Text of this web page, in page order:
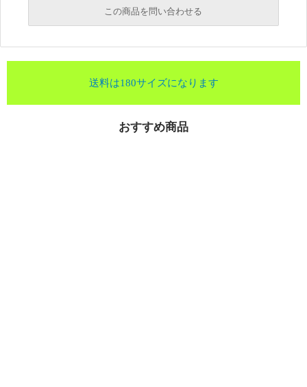
この商品を問い合わせる
送料は180サイズになります
おすすめ商品